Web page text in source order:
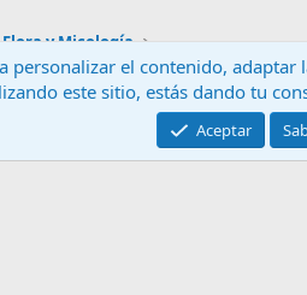
y Micología
Community platform by XenForo®
personalizar el contenido,
este sitio, estás dando tu
Aceptar